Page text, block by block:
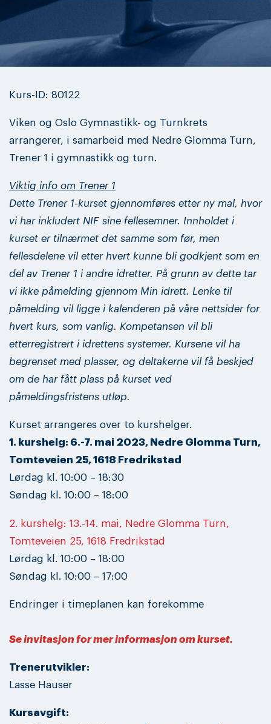
Kurs-ID: 80122
Viken og Oslo Gymnastikk- og Turnkrets
arrangerer, i samarbeid med Nedre Glomma Turn,
Trener 1 i gymnastikk og turn.
Viktig info om Trener 1
Dette Trener 1-kurset gjennomføres etter ny mal, hvor
vi har inkludert NIF sine fellesemner. Innholdet i
kurset er tilnærmet det samme som før, men
fellesdelene vil etter hvert kunne bli godkjent som en
del av Trener 1 i andre idretter. På grunn av dette tar
vi ikke påmelding gjennom Min idrett. Lenke til
påmelding vil ligge i kalenderen på våre nettsider for
hvert kurs, som vanlig. Kompetansen vil bli
etterregistrert i idrettens systemer. Kursene vil ha
begrenset med plasser, og deltakerne vil få beskjed
om de har fått plass på kurset ved
påmeldingsfristens utløp.
Kurset arrangeres over to kurshelger.
1. kurshelg: 6.-7. mai 2023, Nedre Glomma Turn,
Tomteveien 25, 1618 Fredrikstad
Lørdag kl. 10:00 – 18:30
Søndag kl. 10:00 – 18:00
2. kurshelg: 13.-14. mai, Nedre Glomma Turn,
Tomteveien 25, 1618 Fredrikstad
Lørdag kl. 10:00 – 18:00
Søndag kl. 10:00 – 17:00
Endringer i timeplanen kan forekomme
Se invitasjon for mer informasjon om kurset.
Trenerutvikler:
Lasse Hauser
Kursavgift: